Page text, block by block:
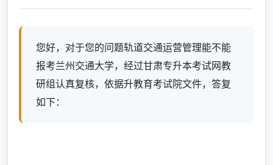
您好，对于您的问题轨道交通运营管理能不能
报考兰州交通大学，经过甘肃专升本考试网教
研组认真复核，依据升教育考试院文件，答复
如下：